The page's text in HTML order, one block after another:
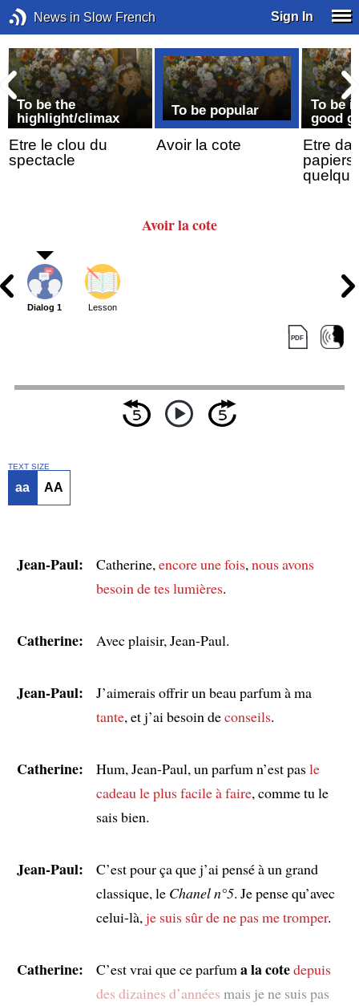
News in Slow French Sign In
To be the
highlight/climax
Etre le clou du
spectacle
To be popular
Avoir la cote
To be
good
Etre
papiers
Avoir la cote
Dialog 1 Lesson
TEXT SIZE
aa AA
Jean-Paul: Catherine, encore une fois, nous avons
besoin de tes lumières.
Catherine: Avec plaisir, Jean-Paul.
Jean-Paul:
J’aimerais offrir un beau parfum à ma
tante, et j’ai besoin deconseils.
Catherine: Hum, Jean-Paul, un parfum n’est pasle
cadeau le plus facile à faire, comme tu le
sais bien.
Jean-Paul:
C’est pour ça que j’ai pensé à un grand
classique, le Chanel n°5. Je pense qu’avec
celui-là, je suis sûr de ne pas me tromper.
Catherine: C’est vrai que ce parfum a la cotedepuis
des dizaines d’années mais je ne suis pas